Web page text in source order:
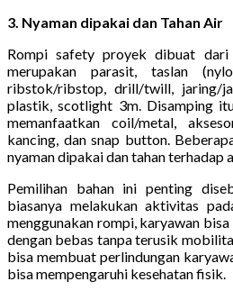
3. Nyaman dipakai dan Tahan Air
Rompi safety proyek dibuat dari
merupakan parasit, taslan
ribstok/ribstop, drill/twill, jaring/
plastik, scotlight 3m. Disamping
memanfaatkan coil/metal,
kancing, dan snap button.
nyaman dipakai dan tahan terhadap
Pemilihan bahan ini penting
biasanya melakukan aktivitas
menggunakan rompi, karyawan
dengan bebas tanpa terusik
bisa membuat perlindungan
bisa mempengaruhi kesehatan fisik.